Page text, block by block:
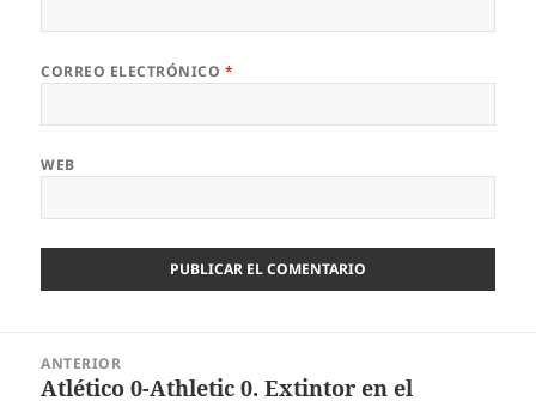
CORREO ELECTRÓNICO *
WEB
ANTERIOR
Entrada
Atlético 0-Athletic 0. Extintor en el